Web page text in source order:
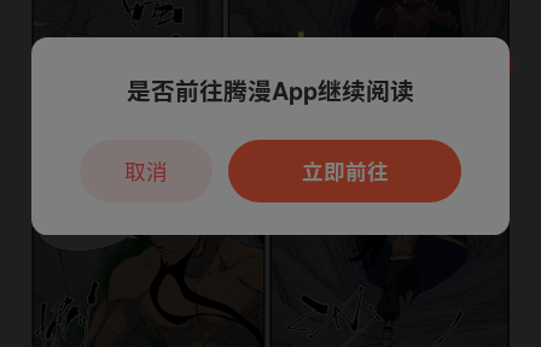
本章节仅支持App阅读，可打开App新用
户7天免费看
是否前往腾漫App继续阅读
立即前往
取消